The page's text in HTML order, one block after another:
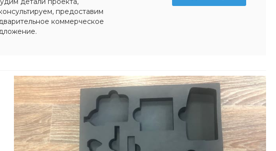
предоставим
коммерческое